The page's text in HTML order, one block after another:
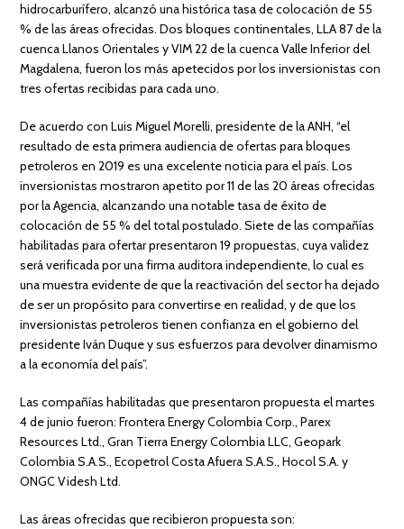
hidrocarburífero, alcanzó una histórica tasa de colocación de 55
% de las áreas ofrecidas. Dos bloques continentales, LLA 87 de la
cuenca Llanos Orientales y VIM 22 de la cuenca Valle Inferior del
Magdalena, fueron los más apetecidos por los inversionistas con
tres ofertas recibidas para cada uno.
De acuerdo con Luis Miguel Morelli, presidente de la ANH, “el
resultado de esta primera audiencia de ofertas para bloques
petroleros en 2019 es una excelente noticia para el país. Los
inversionistas mostraron apetito por 11 de las 20 áreas ofrecidas
por la Agencia, alcanzando una notable tasa de éxito de
colocación de 55 % del total postulado. Siete de las compañías
habilitadas para ofertar presentaron 19 propuestas, cuya validez
será verificada por una firma auditora independiente, lo cual es
una muestra evidente de que la reactivación del sector ha dejado
de ser un propósito para convertirse en realidad, y de que los
inversionistas petroleros tienen confianza en el gobierno del
presidente Iván Duque y sus esfuerzos para devolver dinamismo
a la economía del país”.
Las compañías habilitadas que presentaron propuesta el martes
4 de junio fueron: Frontera Energy Colombia Corp., Parex
Resources Ltd., Gran Tierra Energy Colombia LLC, Geopark
Colombia S.A.S., Ecopetrol Costa Afuera S.A.S., Hocol S.A. y
ONGC Videsh Ltd.
Las áreas ofrecidas que recibieron propuesta son: